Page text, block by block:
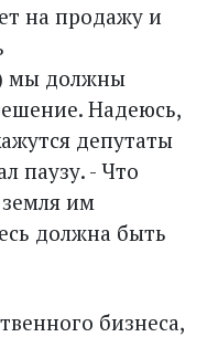
на продажу и
мы должны
Надеюсь,
депутаты
паузу. - Что
земля им
должна быть
бизнеса,